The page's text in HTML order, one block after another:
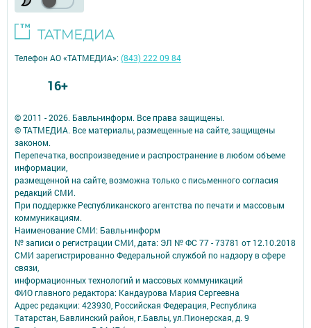
© 2011 - 2026. Бавлы-информ. Все права защищены.
© ТАТМЕДИА. Все материалы, размещенные на сайте, защищены
законом.
Перепечатка, воспроизведение и распространение в любом объеме
информации,
размещенной на сайте, возможна только с письменного согласия
редакций СМИ.
При поддержке Республиканского агентства по печати и массовым
коммуникациям.
Наименование СМИ: Бавлы-информ
№ записи о регистрации СМИ, дата: ЭЛ № ФС 77 - 73781 от 12.10.2018
СМИ зарегистрированно Федеральной службой по надзору в сфере
связи,
информационных технологий и массовых коммуникаций
ФИО главного редактора: Кандаурова Мария Сергеевна
Адрес редакции: 423930, Российская Федерация, Республика
Татарстан, Бавлинский район, г.Бавлы, ул.Пионерская, д. 9
Телефон АО «ТАТМЕДИА»:(843) 222 09 84
16+